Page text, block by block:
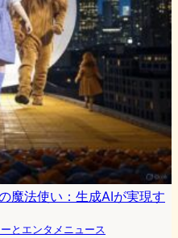
法使い：生成AIが実現す
とエンタメニュース